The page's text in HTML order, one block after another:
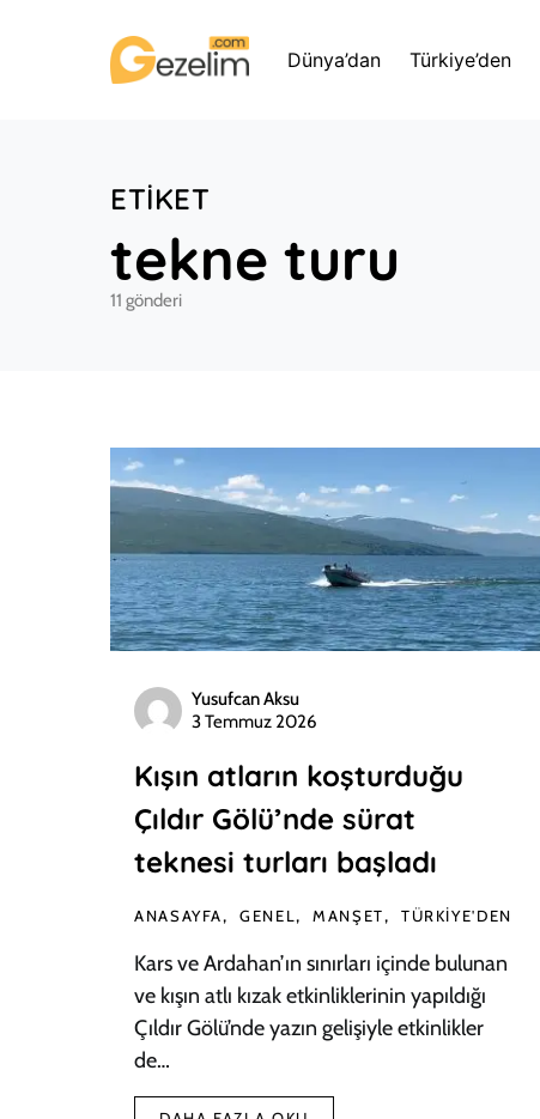
Dünya’dan Türkiye’den
ETIKET
tekne turu
11 gönderi
Yusufcan Aksu
3 Temmuz 2026
Kışın atların koşturduğu
Çıldır Gölü’nde sürat
teknesi turları başladı
ANASAYFA GENEL MANŞET TÜRKIYE'DEN
Kars ve Ardahan’ın sınırları içinde bulunan
ve kışın atlı kızak etkinliklerinin yapıldığı
Çıldır Gölü’nde yazın gelişiyle etkinlikler
de…